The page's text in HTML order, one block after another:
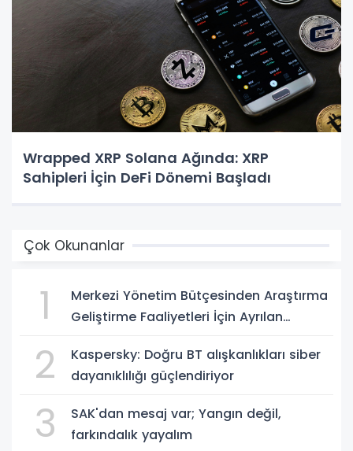
Wrapped XRP Solana Ağında: XRP
Sahipleri İçin DeFi Dönemi Başladı
Çok Okunanlar
1
Merkezi Yönetim Bütçesinden Araştırma
Geliştirme Faaliyetleri İçin Ayrılan
2
Kaspersky: Doğru BT alışkanlıkları siber
dayanıklılığı güçlendiriyor
3
SAK'dan mesaj var; Yangın değil,
farkındalık yayalım